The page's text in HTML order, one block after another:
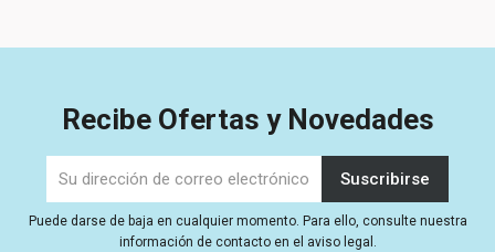
Recibe Ofertas y Novedades
Puede darse de baja en cualquier momento. Para ello, consulte nuestra
información de contacto en el aviso legal.